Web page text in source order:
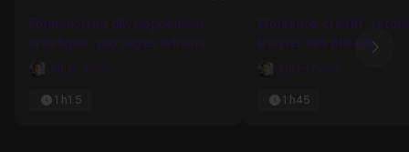
Favori
Formation au développement
artistique : paysages urbains
Julien Pons
1h15
Workshop créatif :
truquer ses photos
Julien Pons
1h45